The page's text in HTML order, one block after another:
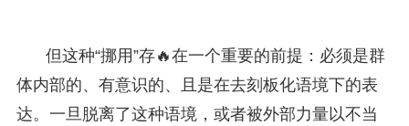
但这种“挪用”存🔥在一个重要的前提：必须是群
体内部的、有意识的、且是在去刻板化语境下的表
达。一旦脱离了这种语境，或者被外部力量以不当